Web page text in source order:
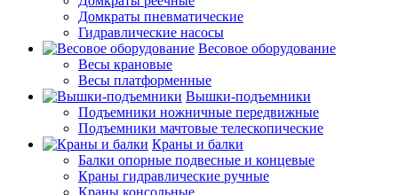
Домкраты пневматические
Гидравлические насосы
Весовое оборудование
Весы крановые
Весы платформенные
Вышки-подъемники
Подъемники ножничные передвижные
Подъемники мачтовые телескопические
Краны и балки
Балки опорные подвесные и концевые
Краны гидравлические ручные
Краны консольные